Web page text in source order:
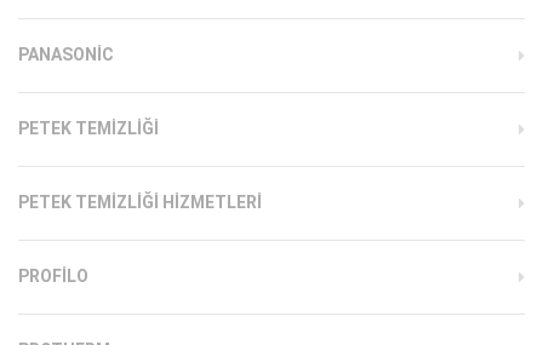
PANASONIC
PETEK TEMIZLIĞI
PETEK TEMIZLIĞI HIZMETLERI
PROFILO